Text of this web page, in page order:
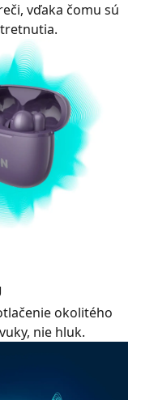
vďaka čomu sú
okolitého
nie hluk.